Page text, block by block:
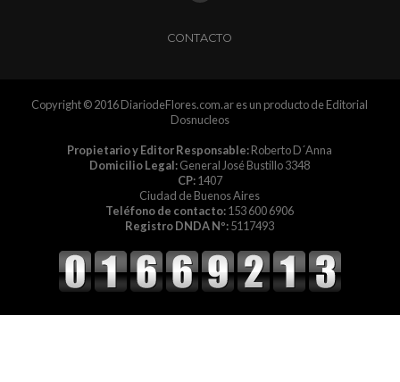
CONTACTO
Copyright © 2016 DiariodeFlores.com.ar es un producto de Editorial
Dosnucleos
Propietario y Editor Responsable:Roberto D´Anna
Domicilio Legal:General José Bustillo 3348
CP:1407
Ciudad de Buenos Aires
Teléfono de contacto:153 600 6906
Registro DNDA Nº:5117493